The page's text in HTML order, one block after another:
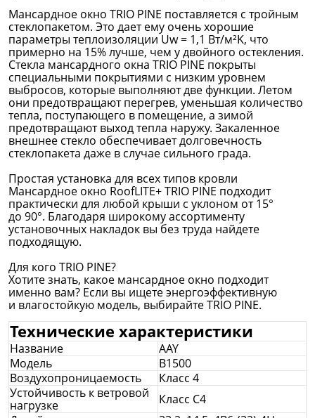
Мансардное окно TRIO PINE поставляется с тройным
стеклопакетом. Это дает ему очень хорошие
параметры теплоизоляции Uw = 1,1 Вт/м²K, что
примерно на 15% лучше, чем у двойного остекления.
Стекла мансардного окна TRIO PINE покрыты
специальными покрытиями с низким уровнем
выбросов, которые выполняют две функции. Летом
они предотвращают перегрев, уменьшая количество
тепла, поступающего в помещение, а зимой
предотвращают выход тепла наружу. Закаленное
внешнее стекло обеспечивает долговечность
стеклопакета даже в случае сильного града.
Простая установка для всех типов кровли
Мансардное окно RoofLITE+ TRIO PINE подходит
практически для любой крыши с уклоном от 15°
до 90°. Благодаря широкому ассортименту
установочных накладок вы без труда найдете
подходящую.
Для кого TRIO PINE?
Хотите знать, какое мансардное окно подходит
именно вам? Если вы ищете энергоэффективную
и влагостойкую модель, выбирайте TRIO PINE.
Технические характеристики
Название
АAY
Модель
B1500
Воздухопроницаемость
Класс 4
Устойчивость к ветровой
нагрузке
Класс С4